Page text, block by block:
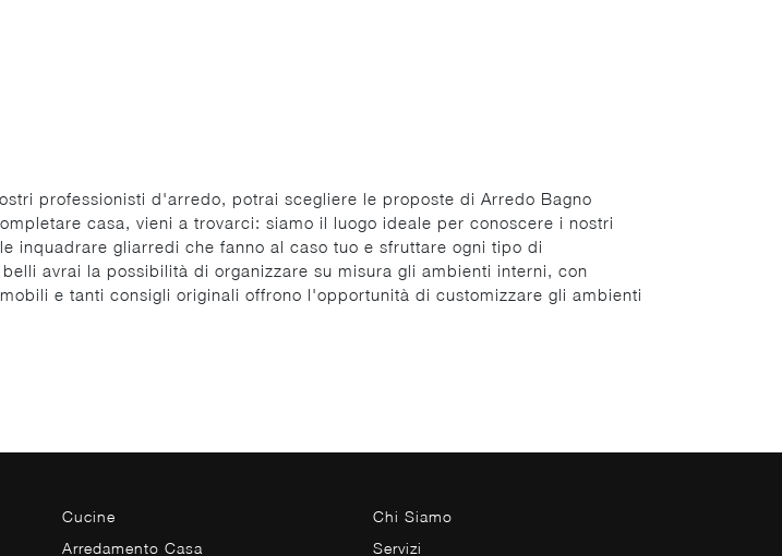
professionisti d'arredo, potrai scegliere le proposte di Arredo Bagno
casa, vieni a trovarci: siamo il luogo ideale per conoscere i nostri
inquadrare gliarredi che fanno al caso tuo e sfruttare ogni tipo di
avrai la possibilità di organizzare su misura gli ambienti interni, con
e tanti consigli originali offrono l'opportunità di customizzare gli ambienti
Cucine
Arredamento Casa
Chi Siamo
Servizi